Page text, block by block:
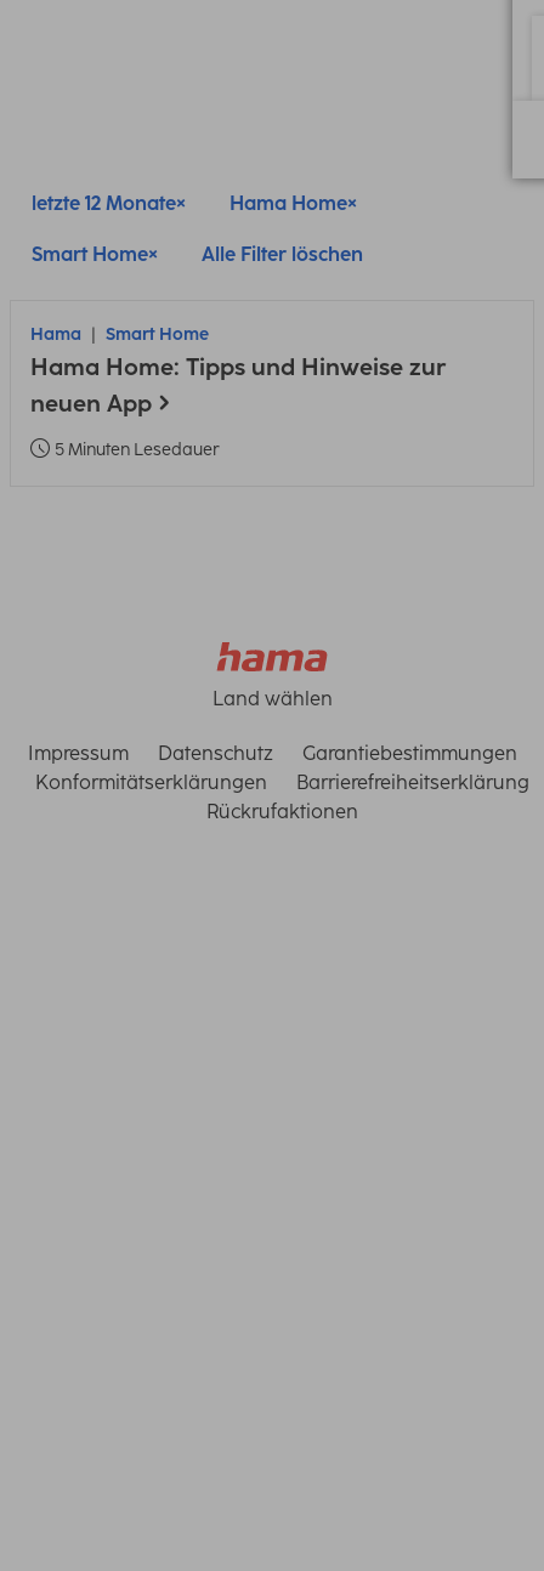
letzte 12 Monate Hama Home
Smart Home Alle Filter löschen
Hama Smart Home
Hama Home: Tipps und Hinweise zur
neuen App
5 Minuten Lesedauer
Land wählen
Impressum Datenschutz
Garantiebestimmungen
Konformitätserklärungen
Barrierefreiheitserklärung
Rückrufaktionen